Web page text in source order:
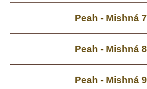
Peah - Mishná 7
Peah - Mishná 8
Peah - Mishná 9